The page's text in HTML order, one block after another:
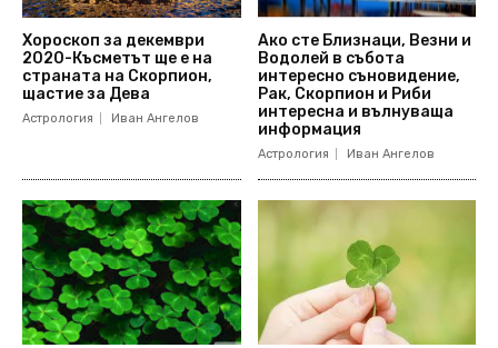
Хороскоп за декември
2020-Късметът ще е на
страната на Скорпион,
щастие за Дева
Астрология Иван Ангелов
Ако сте Близнаци, Везни и
Водолей в събота
интересно съновидение,
Рак, Скорпион и Риби
интересна и вълнуваща
информация
Астрология Иван Ангелов